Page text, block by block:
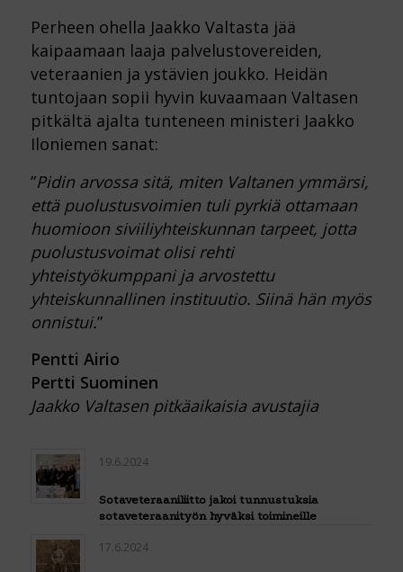
Perheen ohella Jaakko Valtasta jää
kaipaamaan laaja palvelustovereiden,
veteraanien ja ystävien joukko. Heidän
tuntojaan sopii hyvin kuvaamaan Valtasen
pitkältä ajalta tunteneen ministeri Jaakko
Iloniemen sanat:
”Pidin arvossa sitä, miten Valtanen ymmärsi,
että puolustusvoimien tuli pyrkiä ottamaan
huomioon siviiliyhteiskunnan tarpeet, jotta
puolustusvoimat olisi rehti
yhteistyökumppani ja arvostettu
yhteiskunnallinen instituutio. Siinä hän myös
onnistui.”
Pentti Airio
Pertti Suominen
Jaakko Valtasen pitkäaikaisia avustajia
19.6.2024
Sotaveteraaniliitto jakoi tunnustuksia
sotaveteraanityön hyväksi toimineille
17.6.2024